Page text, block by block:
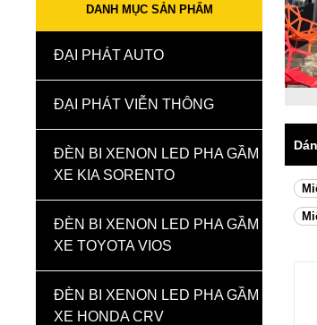
DANH MỤC SẢN PHẨM
ĐẠI PHÁT AUTO
ĐẠI PHÁT VIỄN THÔNG
ĐÈN BI XENON LED PHA GẦM
XE KIA SORENTO
ĐÈN BI XENON LED PHA GẦM
XE TOYOTA VIOS
ĐÈN BI XENON LED PHA GẦM
XE HONDA CRV